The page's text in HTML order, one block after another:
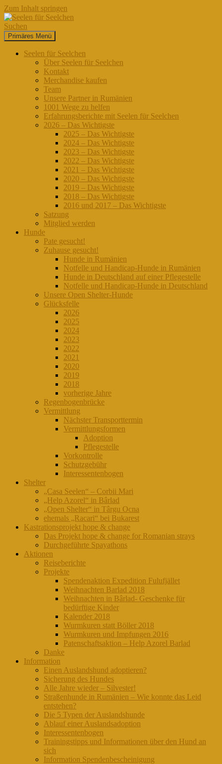
Zum Inhalt springen
Seelen für Seelchen
Suchen
Primäres Menü
Seelen für Seelchen
Über Seelen für Seelchen
Kontakt
Merchandise kaufen
Team
Unsere Partner in Rumänien
1001 Wege zu helfen
Erfahrungsberichte mit Seelen für Seelchen
2026 – Das Wichtigste
2025 – Das Wichtigste
2024 – Das Wichtigste
2023 – Das Wichtigste
2022 – Das Wichtigste
2021 – Das Wichtigste
2020 – Das Wichtigste
2019 – Das Wichtigste
2018 – Das Wichtigste
2016 und 2017 – Das Wichtigste
Satzung
Mitglied werden
Hunde
Pate gesucht!
Zuhause gesucht!
Hunde in Rumänien
Notfelle und Handicap-Hunde in Rumänien
Hunde in Deutschland auf einer Pflegestelle
Notfelle und Handicap-Hunde in Deutschland
Unsere Open Shelter-Hunde
Glücksfelle
2026
2025
2024
2023
2022
2021
2020
2019
2018
vorherige Jahre
Regenbogenbrücke
Vermittlung
Nächster Transporttermin
Vermittlungsformen
Adoption
Pflegestelle
Vorkontrolle
Schutzgebühr
Interessentenbogen
Shelter
„Casa Seelen“ – Corbii Mari
„Help Azorel“ in Bârlad
„Open Shelter“ in Târgu Ocna
ehemals „Racari“ bei Bukarest
Kastrationsprojekt hope & change
Das Projekt hope & change for Romanian strays
Durchgeführte Spayathons
Aktionen
Reiseberichte
Projekte
Spendenaktion Expedition Fulufjället
Weihnachten Barlad 2018
Weihnachten in Bârlad- Geschenke für
bedürftige Kinder
Kalender 2018
Wurmkuren statt Böller 2018
Wurmkuren und Impfungen 2016
Patenschaftsaktion – Help Azorel Barlad
Danke
Information
Einen Auslandshund adoptieren?
Sicherung des Hundes
Alle Jahre wieder – Silvester!
Straßenhunde in Rumänien – Wie konnte das Leid
entstehen?
Die 5 Typen der Auslandshunde
Ablauf einer Auslandsadoption
Interessentenbogen
Trainingstipps und Informationen über den Hund an
sich
Information Spendenbescheinigung